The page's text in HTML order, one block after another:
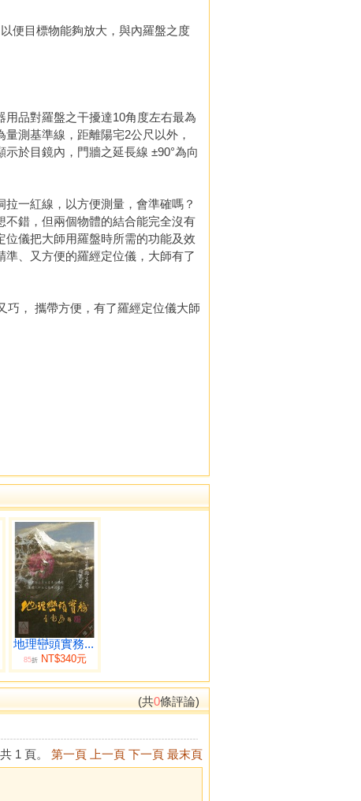
便目標物能夠放大，與內羅盤之度
品對羅盤之干擾達10角度左右最為
測基準線，距離陽宅2公尺以外，
於目鏡內，門牆之延長線 ±90°為向
一紅線，以方便測量，會準確嗎？
錯，但兩個物體的結合能完全沒有
儀把大師用羅盤時所需的功能及效
、又方便的羅經定位儀，大師有了
巧， 攜帶方便，有了羅經定位儀大師
地理巒頭實務...
85折NT$340元
(共0條評論)
1 頁。 第一頁 上一頁 下一頁 最末頁